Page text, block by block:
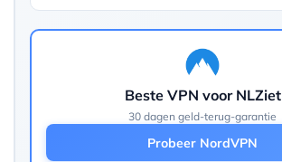
Beste VPN voor NLZiet
30 dagen geld-terug-garantie
Probeer NordVPN